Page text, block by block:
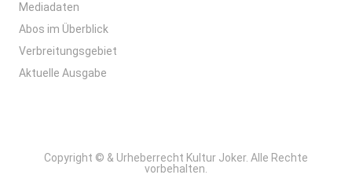
Mediadaten
Abos im Überblick
Verbreitungsgebiet
Aktuelle Ausgabe
Copyright © & Urheberrecht Kultur Joker. Alle Rechte
vorbehalten.